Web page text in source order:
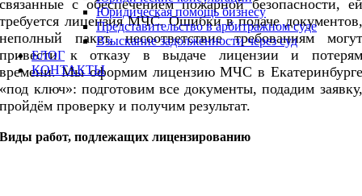
Юридическая помощь бизнесу
Представительство в арбитражном суде
Взыскание задолженности через суд
БЛОГ
КОНТАКТЫ
связанные с обеспечением пожарной безопасности, ей
требуется лицензия МЧС. Ошибки в подаче документов,
неполный пакет, несоответствие требованиям могут
привести к отказу в выдаче лицензии и потерям
времени. Мы оформим лицензию МЧС в Екатеринбурге
«под ключ»: подготовим все документы, подадим заявку,
пройдём проверку и получим результат.
Виды работ, подлежащих лицензированию